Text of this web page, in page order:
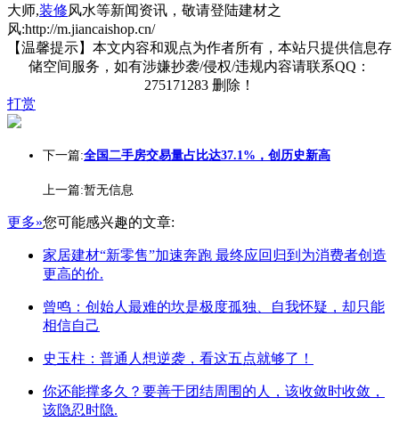
大师,装修风水等新闻资讯，敬请登陆建材之
风:http://m.jiancaishop.cn/
【温馨提示】本文内容和观点为作者所有，本站只提供信息存
储空间服务，如有涉嫌抄袭/侵权/违规内容请联系QQ：
275171283 删除！
打赏
下一篇:全国二手房交易量占比达37.1%，创历史新高
上一篇:暂无信息
更多»您可能感兴趣的文章:
家居建材“新零售”加速奔跑 最终应回归到为消费者创造
更高的价.
曾鸣：创始人最难的坎是极度孤独、自我怀疑，却只能
相信自己
史玉柱：普通人想逆袭，看这五点就够了！
你还能撑多久？要善于团结周围的人，该收敛时收敛，
该隐忍时隐.